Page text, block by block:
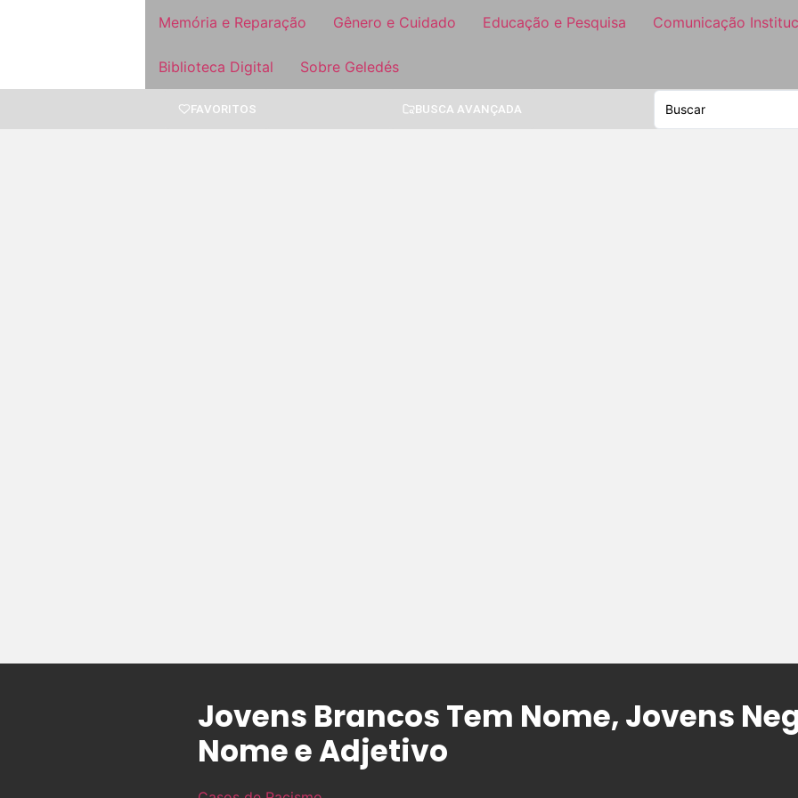
Memória e Reparação Gênero e Cuidado Educação e Pesquisa Comunicação
Biblioteca Digital Sobre Geledés
FAVORITOS BUSCA AVANÇADA
Jovens Brancos Tem Nome, Jovens
Nome e Adjetivo